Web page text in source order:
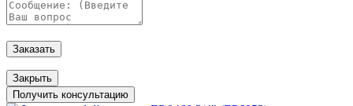
Заказать
Закрыть
Получить консультацию